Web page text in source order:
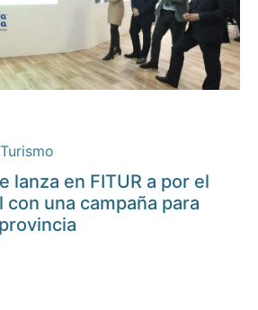
Turismo
lanza en FITUR a por el
una campaña para